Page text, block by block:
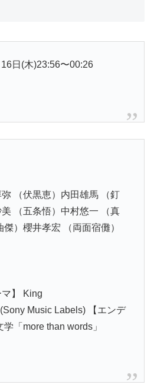
日(木)23:56〜00:26
弥 （伏黒恵）内田雄馬 （釘
（五条悟）中村悠一 （真
）櫻井孝宏 （両面宿儺）
マ】 King
Music Labels) 【エンデ
「more than words」